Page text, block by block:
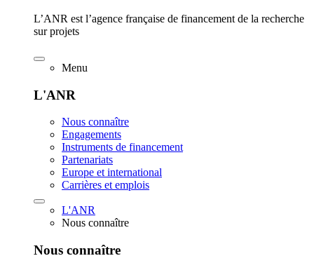
L’ANR est l’agence française de financement de la recherche
sur projets
Menu
L'ANR
Nous connaître
Engagements
Instruments de financement
Partenariats
Europe et international
Carrières et emplois
L'ANR
Nous connaître
Nous connaître